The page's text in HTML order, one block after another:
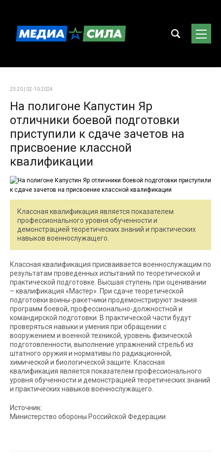
23:20 | 02-10-2024
На полигоне Капустин Яр
отличники боевой подготовки
приступили к сдаче зачетов на
присвоение классной
квалификации
Классная квалификация является показателем
профессионального уровня обученности и
демонстрацией теоретических знаний и практических
навыков военнослужащего.
Классная квалификация присваивается военнослужащим по
результатам проведенных испытаний по теоретической и
практической подготовке. Высшая ступень при оценивании
– квалификация «Мастер». При сдаче теоретической
подготовки воины-ракетчики продемонстрируют знания
программ боевой, профессионально-должностной и
командирской подготовки. В практической части будут
проверяться навыки и умения при обращении с
вооружением и военной техникой, уровень физической
подготовленности, выполнение упражнений стрельб из
штатного оружия и нормативы по радиационной,
химической и биологической защите. Классная
квалификация является показателем профессионального
уровня обученности и демонстрацией теоретических знаний
и практических навыков военнослужащего.
Источник:
Министерство обороны Российской Федерации